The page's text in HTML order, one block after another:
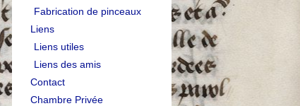
Fabrication de pinceaux
Liens
Liens utiles
Liens des amis
Contact
Chambre Privée